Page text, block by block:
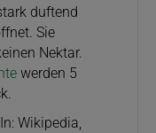
duftend
Sie
Nektar.
werden 5
Wikipedia,